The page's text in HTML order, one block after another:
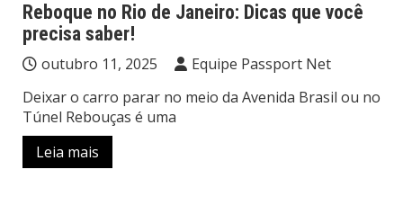
Reboque no Rio de Janeiro: Dicas que você
precisa saber!
outubro 11, 2025
Equipe Passport Net
Deixar o carro parar no meio da Avenida Brasil ou no
Túnel Rebouças é uma
Leia mais